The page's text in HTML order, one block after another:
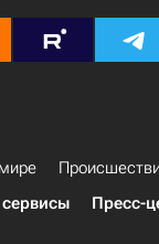
Пресс-